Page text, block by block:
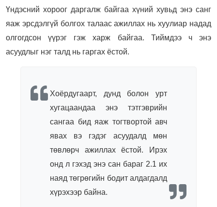
Үндэсний хороог даргалж байгаа хүний хувьд энэ санг
яаж эрсдэлгүй болгох талаас ажиллах нь хуулиар надад
олгогдсон үүрэг гэж харж байгаа. Тиймдээ ч энэ
асуудлыг нэг талд нь гаргах ёстой.
Хоёрдугаарт, дунд болон урт
хугацаандаа энэ тэтгэврийн
сангаа бид яаж тогтвортой авч
явах вэ гэдэг асуудалд мөн
төвлөрч ажиллах ёстой. Ирэх
онд л гэхэд энэ сан бараг 2.1 их
наяд төгрөгийн бодит алдагдалд
хүрэхээр байна.